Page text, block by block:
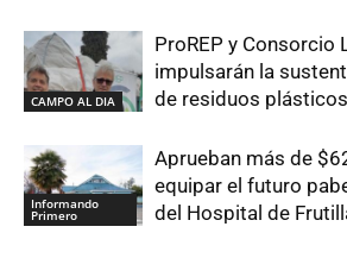
CAMPO AL DIA
ProREP y Consorcio
impulsarán la
de residuos
Informando
Primero
Aprueban más de
equipar el futuro
del Hospital de